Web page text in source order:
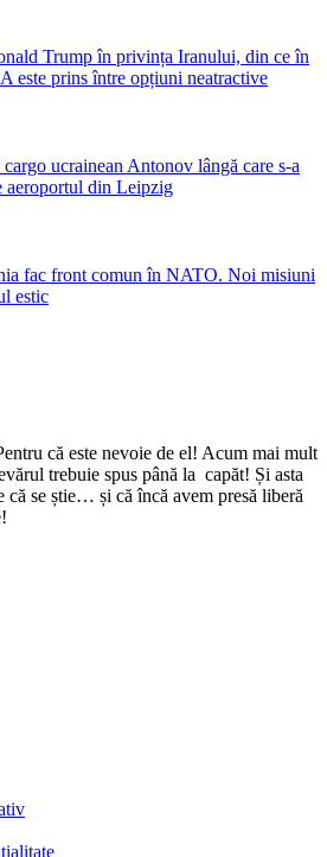
Trump în privința Iranului, din ce în
este prins între opțiuni neatractive
ucrainean Antonov lângă care s-a
aeroportul din Leipzig
fac front comun în NATO. Noi misiuni
estic
că este nevoie de el! Acum mai mult
trebuie spus până la capăt! Și asta
că se știe… și că încă avem presă liberă